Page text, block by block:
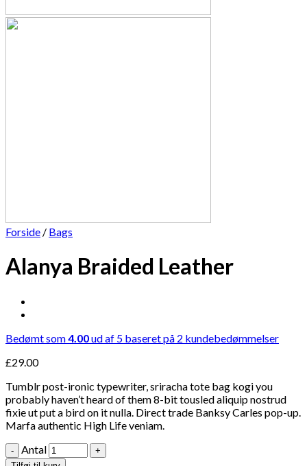
Forside / Bags
Alanya Braided Leather
Bedømt som4.00ud af 5 baseret på 2 kundebedømmelser
£29.00
Tumblr post-ironic typewriter, sriracha tote bag kogi you
probably haven’t heard of them 8-bit tousled aliquip nostrud
fixie ut put a bird on it nulla. Direct trade Banksy Carles pop-up.
Marfa authentic High Life veniam.
Antal